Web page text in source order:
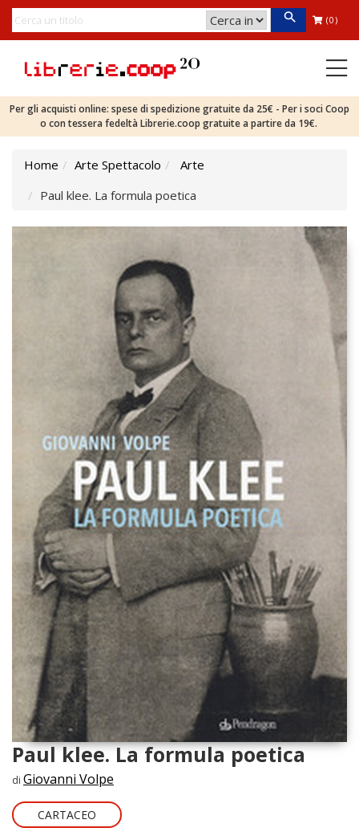
(0)
Per gli acquisti online: spese di spedizione gratuite da 25€ - Per i soci Coop
o con tessera fedeltà Librerie.coop gratuite a partire da 19€.
Home Arte Spettacolo
Arte
Paul klee. La formula poetica
Paul klee. La formula poetica
di Giovanni Volpe
CARTACEO